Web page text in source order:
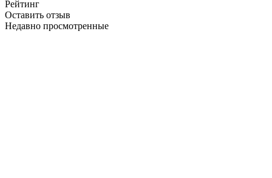
Рейтинг
Оставить отзыв
Недавно просмотренные